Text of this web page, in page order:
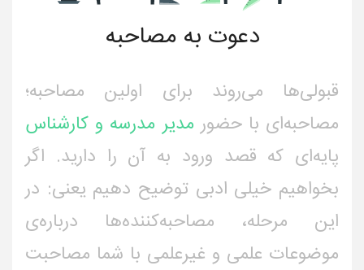
دعوت به مصاحبه
قبولی‌ها می‌روند برای اولین مصاحبه؛
مصاحبه‌ای با حضور مدیر مدرسه و کارشناس
پایه‌ای که قصد ورود به آن را دارید. اگر
بخواهیم خیلی ادبی توضیح دهیم یعنی: در
این مرحله، مصاحبه‌کننده‌ها درباره‌ی
موضوعات علمی و غیرعلمی با شما مصاحبت